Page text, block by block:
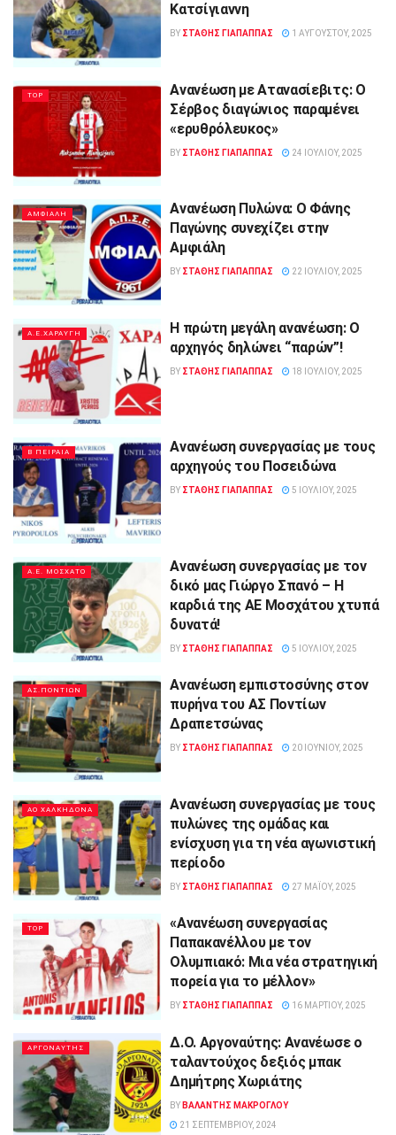
Κατσίγιαννη
BY ΣΤΑΘΗΣ ΓΊΑΠΑΠΠΑΣ 1 ΑΥΓΟΎΣΤΟΥ, 2025
TOP
Ανανέωση με Ατανασίεβιτς: Ο
Σέρβος διαγώνιος παραμένει
«ερυθρόλευκος»
BY ΣΤΑΘΗΣ ΓΊΑΠΑΠΠΑΣ 24 ΙΟΥΛΊΟΥ, 2025
ΑΜΦΙΑΛΗ
Ανανέωση Πυλώνα: Ο Φάνης
Παγώνης συνεχίζει στην
Αμφιάλη
BY ΣΤΑΘΗΣ ΓΊΑΠΑΠΠΑΣ 22 ΙΟΥΛΊΟΥ, 2025
A.E.ΧΑΡΑΥΓΗ
Η πρώτη μεγάλη ανανέωση: Ο
αρχηγός δηλώνει “παρών”!
BY ΣΤΑΘΗΣ ΓΊΑΠΑΠΠΑΣ 18 ΙΟΥΛΊΟΥ, 2025
Β ΠΕΙΡΑΙΑ
Ανανέωση συνεργασίας με τους
αρχηγούς του Ποσειδώνα
BY ΣΤΑΘΗΣ ΓΊΑΠΑΠΠΑΣ 5 ΙΟΥΛΊΟΥ, 2025
Α.Ε. ΜΟΣΧΑΤΟ
Ανανέωση συνεργασίας με τον
δικό μας Γιώργο Σπανό – Η
καρδιά της ΑΕ Μοσχάτου χτυπά
δυνατά!
BY ΣΤΑΘΗΣ ΓΊΑΠΑΠΠΑΣ 5 ΙΟΥΛΊΟΥ, 2025
ΑΣ.ΠΟΝΤΙΩΝ
Ανανέωση εμπιστοσύνης στον
πυρήνα του ΑΣ Ποντίων
Δραπετσώνας
BY ΣΤΑΘΗΣ ΓΊΑΠΑΠΠΑΣ 20 ΙΟΥΝΊΟΥ, 2025
ΑΟ ΧΑΛΚΗΔΟΝΑ
Ανανέωση συνεργασίας με τους
πυλώνες της ομάδας και
ενίσχυση για τη νέα αγωνιστική
περίοδο
BY ΣΤΑΘΗΣ ΓΊΑΠΑΠΠΑΣ 27 ΜΑΪ́ΟΥ, 2025
TOP
«Ανανέωση συνεργασίας
Παπακανέλλου με τον
Ολυμπιακό: Μια νέα στρατηγική
πορεία για το μέλλον»
BY ΣΤΑΘΗΣ ΓΊΑΠΑΠΠΑΣ 16 ΜΑΡΤΊΟΥ, 2025
ΑΡΓΟΝΑΥΤΗΣ
Δ.Ο. Αργοναύτης: Ανανέωσε ο
ταλαντούχος δεξιός μπακ
Δημήτρης Χωριάτης
BY ΒΑΛΑΝΤΗΣ ΜΑΚΡΟΓΛΟΥ
21 ΣΕΠΤΕΜΒΡΊΟΥ, 2024